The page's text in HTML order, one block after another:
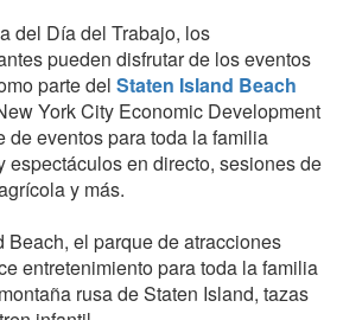
del Día del Trabajo, los
pueden disfrutar de los eventos
parte del Staten Island Beach
York City Economic Development
de eventos para toda la familia
espectáculos en directo, sesiones de
y más.
Beach, el parque de atracciones
entretenimiento para toda la familia
rusa de Staten Island, tazas